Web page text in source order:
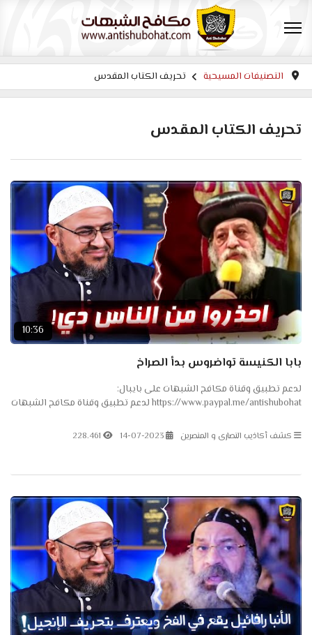
التصنيفات المسيحية تحريف الكتاب المقدس
تحريف الكتاب المقدس
10:36
بابا الكنيسة تواضروس بدأ الصراخ
لدعم تطبيق وقناة مكافح الشبهات على بايبال:
https://www.paypal.me/antishubohat لدعم تطبيق وقناة مكافح الشبهات
فودافون...
كشف أكاذيب النصارى و المنصرين 14-07-2023
228.461